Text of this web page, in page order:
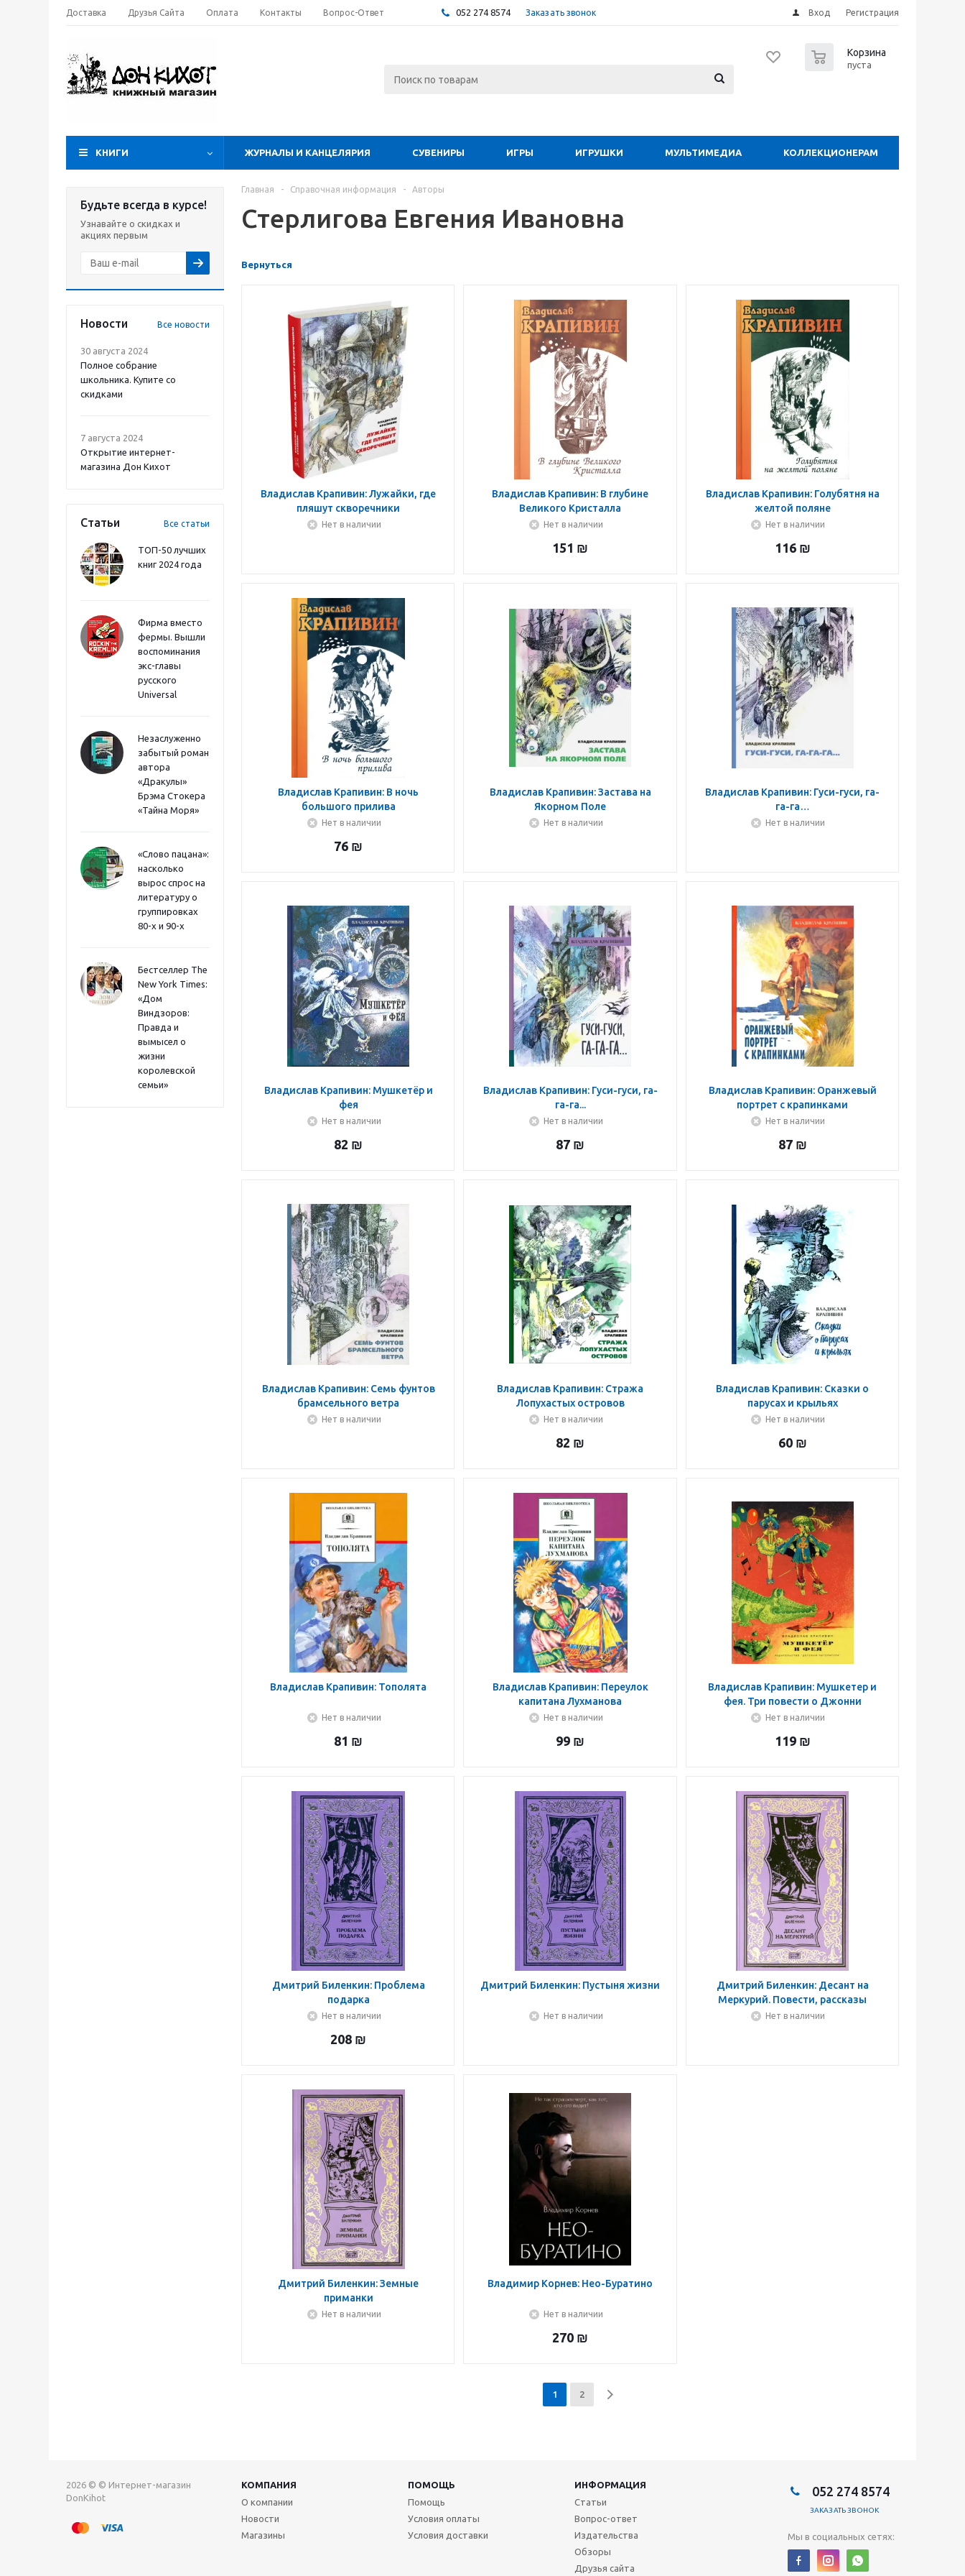
Доставка Друзья Сайта Оплата Контакты Вопрос-Ответ 052 274 8574 Заказать звонок Вход Регистрация
Корзина
пуста
КНИГИ ЖУРНАЛЫ И КАНЦЕЛЯРИЯ СУВЕНИРЫ ИГРЫ ИГРУШКИ МУЛЬТИМЕДИА КОЛЛЕКЦИОНЕРАМ
Будьте всегда в курсе!
Узнавайте о скидках и
акциях первым
Новости Все новости
30 августа 2024
Полное собрание
школьника. Купите со
скидками
7 августа 2024
Открытие интернет-
магазина Дон Кихот
Статьи Все статьи
ТОП-50 лучших
книг 2024 года
Фирма вместо
фермы. Вышли
воспоминания
экс-главы
русского
Universal
Незаслуженно
забытый роман
автора
«Дракулы»
Брэма Стокера
«Тайна Моря»
«Слово пацана»:
насколько
вырос спрос на
литературу о
группировках
80-х и 90-х
Бестселлер The
New York Times:
«Дом
Виндзоров:
Правда и
вымысел о
жизни
королевской
семьи»
Главная - Справочная информация - Авторы
Стерлигова Евгения Ивановна
Вернуться
Владислав Крапивин: Лужайки, где
пляшут скворечники
Нет в наличии
Владислав Крапивин: В глубине
Великого Кристалла
Нет в наличии
151 ₪
Владислав Крапивин: Голубятня на
желтой поляне
Нет в наличии
116₪
Владислав Крапивин: В ночь
большого прилива
Нет в наличии
76 ₪
Владислав Крапивин: Застава на
Якорном Поле
Нет в наличии
Владислав Крапивин: Гуси-гуси, га-
га-га…
Нет в наличии
Владислав Крапивин: Мушкетёр и
фея
Нет в наличии
82 ₪
Владислав Крапивин: Гуси-гуси, га-
га-га...
Нет в наличии
87 ₪
Владислав Крапивин: Оранжевый
портрет с крапинками
Нет в наличии
87₪
Владислав Крапивин: Семь фунтов
брамсельного ветра
Нет в наличии
Владислав Крапивин: Стража
Лопухастых островов
Нет в наличии
82 ₪
Владислав Крапивин: Сказки о
парусах и крыльях
Нет в наличии
60₪
Владислав Крапивин: Тополята
Нет в наличии
81 ₪
Владислав Крапивин: Переулок
капитана Лухманова
Нет в наличии
99 ₪
Владислав Крапивин: Мушкетер и
фея. Три повести о Джонни
Воробьеве
Нет в наличии
119₪
Дмитрий Биленкин: Проблема
подарка
Нет в наличии
208 ₪
Дмитрий Биленкин: Пустыня жизни
Нет в наличии
Дмитрий Биленкин: Десант на
Меркурий. Повести, рассказы
Нет в наличии
Дмитрий Биленкин: Земные
приманки
Нет в наличии
Владимир Корнев: Нео-Буратино
Нет в наличии
270 ₪
1 2
2026 © © Интернет-магазин
DonKihot
КОМПАНИЯ ПОМОЩЬ
ИНФОРМАЦИЯ
О компании
Новости
Магазины
Помощь
Условия оплаты
Условия доставки
Статьи
Вопрос-ответ
Издательства
Обзоры
Друзья сайта
052 274 8574
ЗАКАЗАТЬ ЗВОНОК
Мы в социальных сетях: